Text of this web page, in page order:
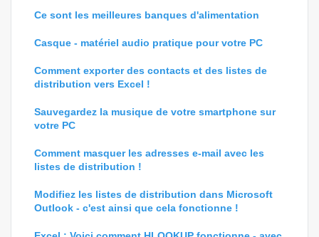
Ce sont les meilleures banques d'alimentation
Casque - matériel audio pratique pour votre PC
Comment exporter des contacts et des listes de
distribution vers Excel !
Sauvegardez la musique de votre smartphone sur
votre PC
Comment masquer les adresses e-mail avec les
listes de distribution !
Modifiez les listes de distribution dans Microsoft
Outlook - c'est ainsi que cela fonctionne !